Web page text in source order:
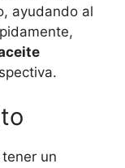
ayudando al
un